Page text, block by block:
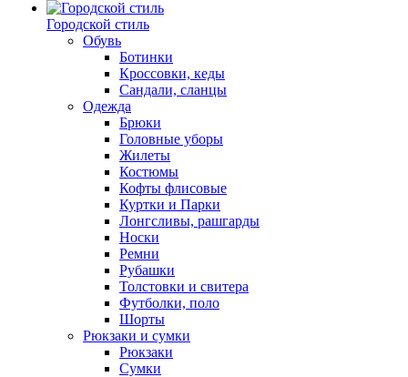
Городской стиль
Обувь
Ботинки
Кроссовки, кеды
Сандали, сланцы
Одежда
Брюки
Головные уборы
Жилеты
Костюмы
Кофты флисовые
Куртки и Парки
Лонгсливы, рашгарды
Носки
Ремни
Рубашки
Толстовки и свитера
Футболки, поло
Шорты
Рюкзаки и сумки
Рюкзаки
Сумки